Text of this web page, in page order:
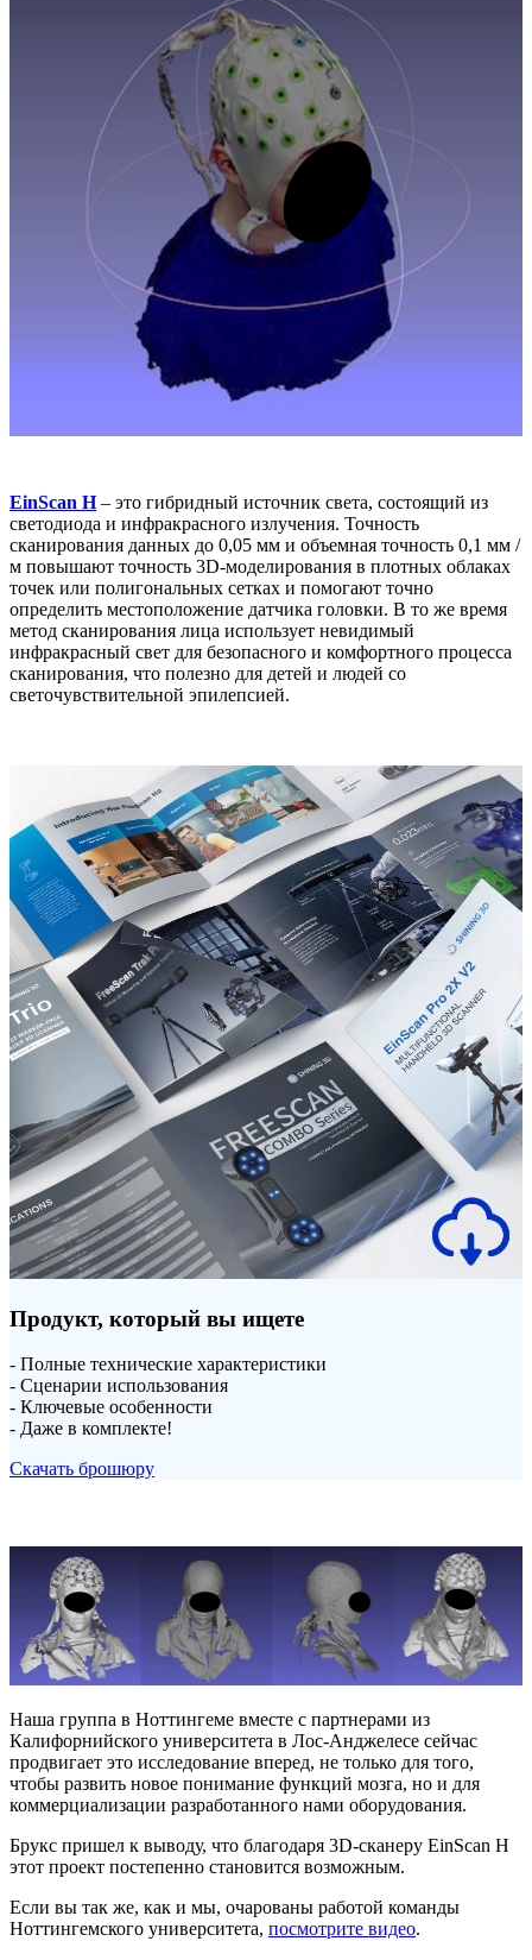
EinScan H– это гибридный источник света, состоящий из
светодиода и инфракрасного излучения. Точность
сканирования данных до 0,05 мм и объемная точность 0,1 мм /
м повышают точность 3D-моделирования в плотных облаках
точек или полигональных сетках и помогают точно
определить местоположение датчика головки. В то же время
метод сканирования лица использует невидимый
инфракрасный свет для безопасного и комфортного процесса
сканирования, что полезно для детей и людей со
светочувствительной эпилепсией.
Продукт, который вы ищете
- Полные технические характеристики
- Сценарии использования
- Ключевые особенности
- Даже в комплекте!
Скачать брошюру
Наша группа в Ноттингеме вместе с партнерами из
Калифорнийского университета в Лос-Анджелесе сейчас
продвигает это исследование вперед, не только для того,
чтобы развить новое понимание функций мозга, но и для
коммерциализации разработанного нами оборудования.
Брукс пришел к выводу, что благодаря 3D-сканеру EinScan H
этот проект постепенно становится возможным.
Если вы так же, как и мы, очарованы работой команды
Ноттингемского университета, посмотрите видео.